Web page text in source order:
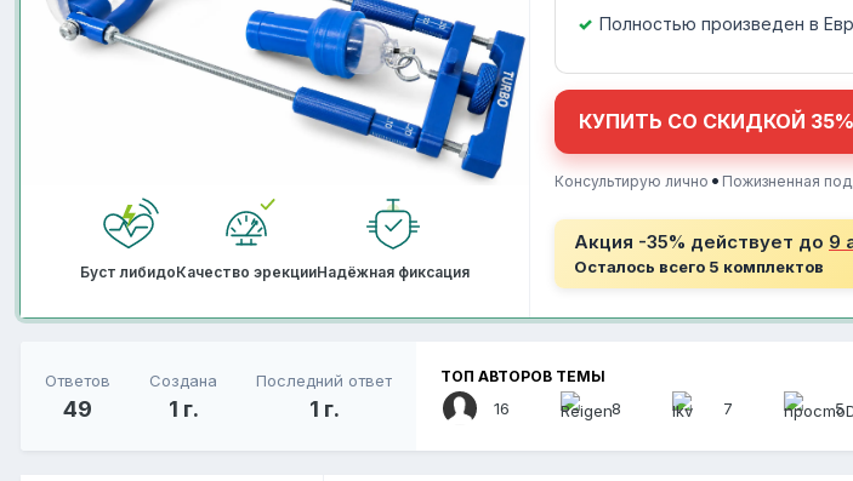
Буст либидоКачество эрекцииНадёжная фиксация
Полностью произведен в
КУПИТЬ СО СКИДКОЙ 35%
Консультирую лично • Пожизненная
Акция -35% действует до 9
Осталось всего 5 комплектов
Ответов
49
Создана
1 г.
Последний ответ
1 г.
ТОП АВТОРОВ ТЕМЫ
16 8 7 5